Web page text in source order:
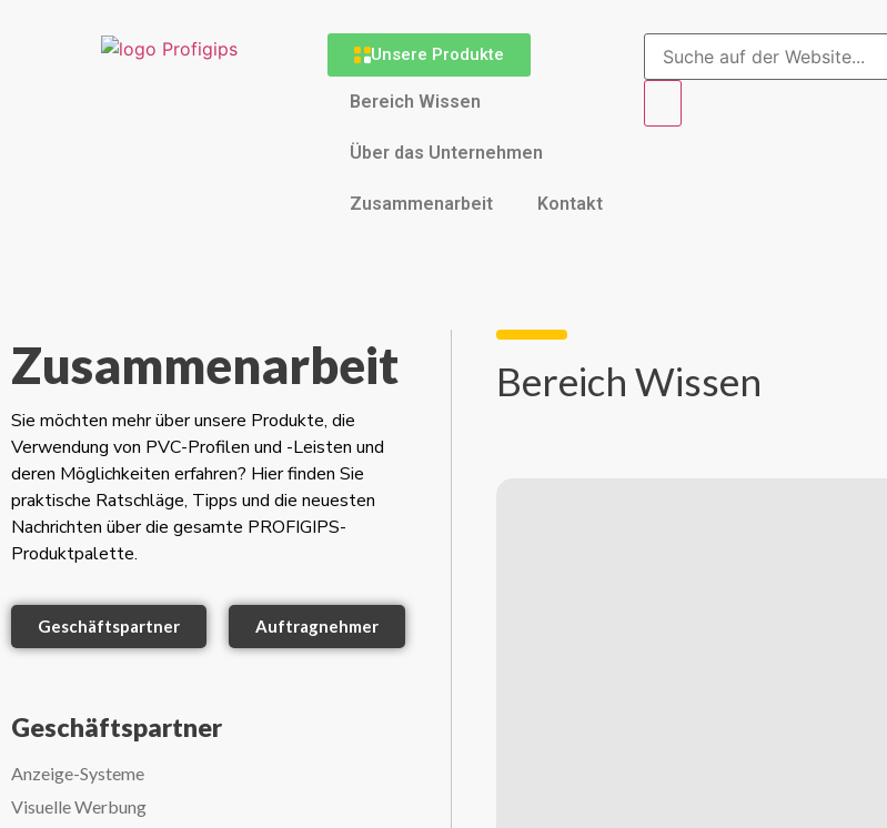
Unsere Produkte
Bereich Wissen
Über das Unternehmen
Zusammenarbeit Kontakt
Zusammenarbeit
Sie möchten mehr über unsere Produkte, die
Verwendung von PVC-Profilen und -Leisten und
deren Möglichkeiten erfahren? Hier finden Sie
praktische Ratschläge, Tipps und die neuesten
Nachrichten über die gesamte PROFIGIPS-
Produktpalette.
Geschäftspartner Auftragnehmer
Geschäftspartner
Anzeige-Systeme
Visuelle Werbung
Bereich Wissen